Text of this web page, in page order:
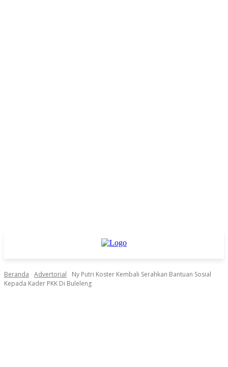
Beranda Advertorial
Ny Putri Koster Kembali Serahkan Bantuan Sosial
Kepada Kader PKK Di Buleleng